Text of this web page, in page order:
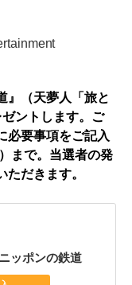
』（天夢人「旅と
ントします。ご
必要事項をご記入
まで。当選者の発
だきます。
ッポンの鉄道